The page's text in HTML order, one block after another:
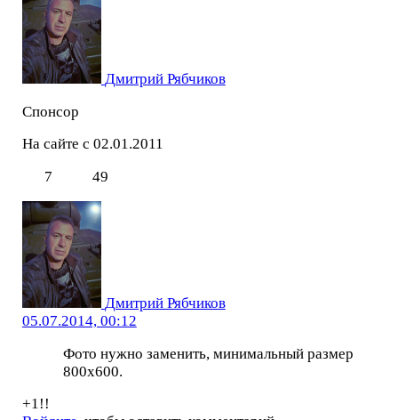
Дмитрий Рябчиков
Спонсор
На сайте с 02.01.2011
7
49
Дмитрий Рябчиков
05.07.2014, 00:12
Фото нужно заменить, минимальный размер
800х600.
+1!!